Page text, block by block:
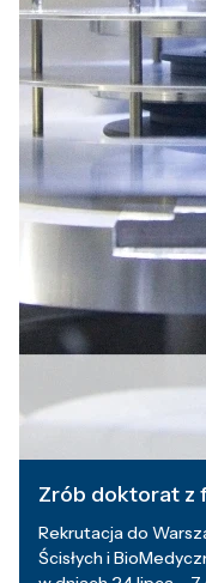
Zrób doktorat z
Rekrutacja do
Ścisłych i